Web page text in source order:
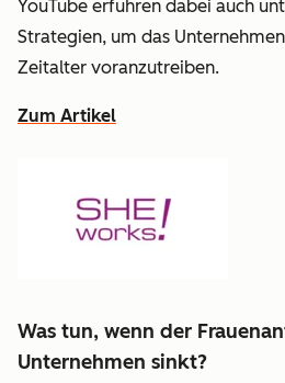
YouTube erfuhren dabei auch
Strategien, um das
Zeitalter voranzutreiben.
Zum Artikel
Was tun, wenn der
Unternehmen sinkt?